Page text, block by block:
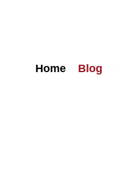
Home Blog